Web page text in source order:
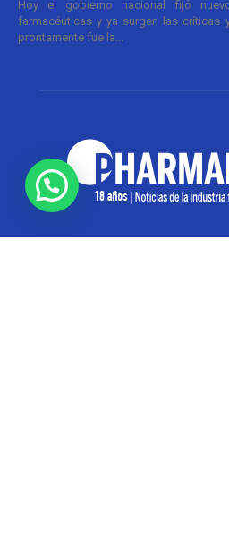
Hoy el gobierno nacional fijó
farmacéuticas y ya surgen las críticas
prontamente fue la...